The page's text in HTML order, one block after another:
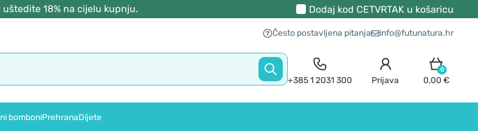
uštedite 18% na cijelu kupnju. Dodaj kod CETVRTAKu košaricu
Često postavljena pitanja info@futunatura.hr
+385 1 2031 300 Prijava
0
0,00 €
bomboniPrehranaDijete